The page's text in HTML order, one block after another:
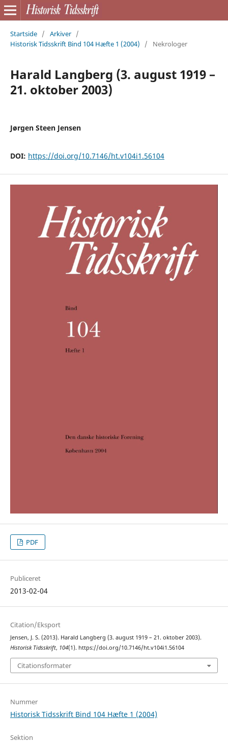
Startside / Arkiver /
Historisk Tidsskrift Bind 104 Hæfte 1 (2004)
/ Nekrologer
Harald Langberg (3. august 1919 –
21. oktober 2003)
Jørgen Steen Jensen
DOI: https://doi.org/10.7146/ht.v104i1.56104
PDF
Publiceret
2013-02-04
Citation/Eksport
Jensen, J. S. (2013). Harald Langberg (3. august 1919 – 21. oktober 2003).
Historisk Tidsskrift, 104(1). https://doi.org/10.7146/ht.v104i1.56104
Citationsformater
Nummer
Historisk Tidsskrift Bind 104 Hæfte 1 (2004)
Sektion